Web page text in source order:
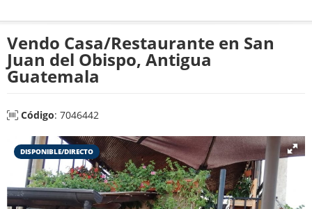
Vendo Casa/Restaurante en San
Juan del Obispo, Antigua
Guatemala
Código: 7046442
DISPONIBLE/DIRECTO